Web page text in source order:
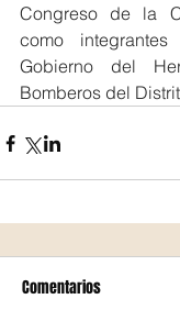
Congreso de la
como
Gobierno del
Bomberos del
Comentarios